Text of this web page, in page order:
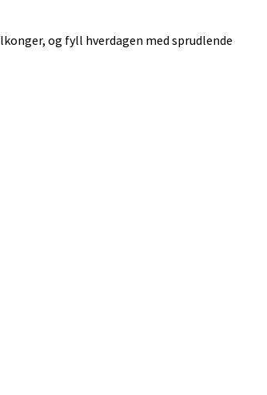
og fyll hverdagen med sprudlende